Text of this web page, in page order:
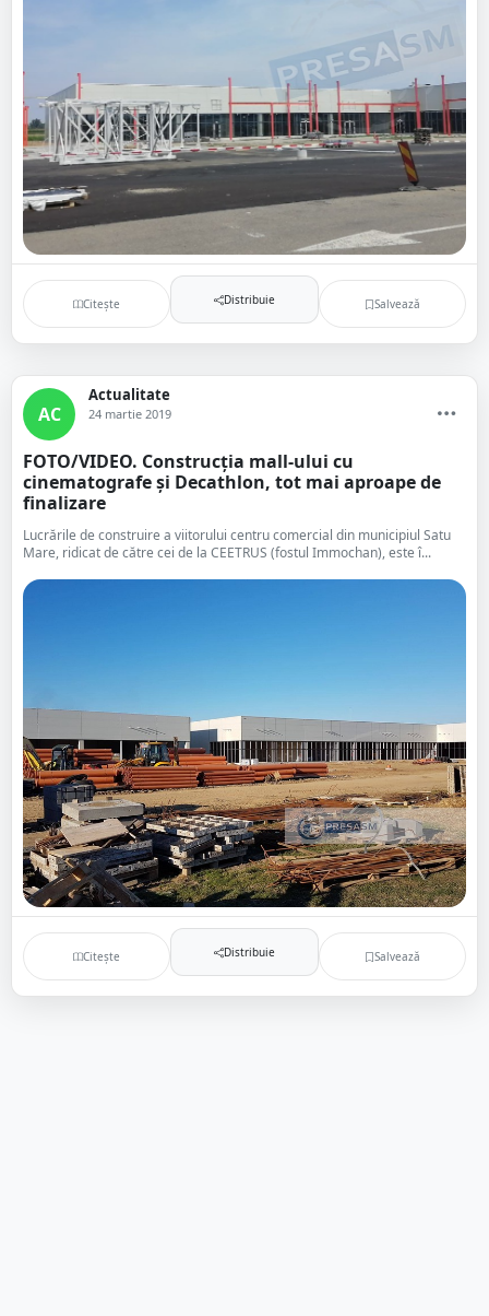
Citește Distribuie Salvează
AC
Actualitate
24 martie 2019
FOTO/VIDEO. Construcția mall-ului cu
cinematografe și Decathlon, tot mai aproape de
finalizare
Lucrările de construire a viitorului centru comercial din municipiul Satu
Mare, ridicat de către cei de la CEETRUS (fostul Immochan), este î...
Citește Distribuie Salvează